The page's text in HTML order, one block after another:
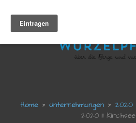
Unternehmungen 2020
2020 11 Kirchsee